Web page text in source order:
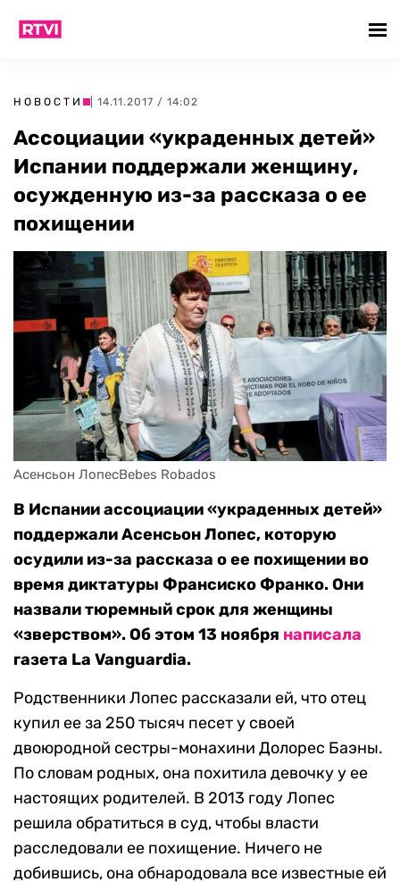
НОВОСТИ | 14.11.2017 / 14:02
Ассоциации «украденных детей»
Испании поддержали женщину,
осужденную из-за рассказа о ее
похищении
Асенсьон ЛопесBebes Robados
В Испании ассоциации «украденных детей»
поддержали Асенсьон Лопес, которую
осудили из-за рассказа о ее похищении во
время диктатуры Франсиско Франко. Они
назвали тюремный срок для женщины
«зверством». Об этом 13 ноября написала
газета La Vanguardia.
Родственники Лопес рассказали ей, что отец
купил ее за 250 тысяч песет у своей
двоюродной сестры-монахини Долорес Баэны.
По словам родных, она похитила девочку у ее
настоящих родителей. В 2013 году Лопес
решила обратиться в суд, чтобы власти
расследовали ее похищение. Ничего не
добившись, она обнародовала все известные ей